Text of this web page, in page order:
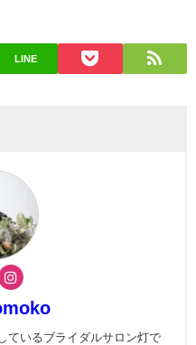
LINE
ているブライダルサロン灯で